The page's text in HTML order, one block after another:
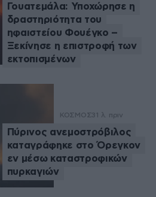
Γουατεμάλα: Υποχώρησε η
δραστηριότητα του
ηφαιστείου Φουέγκο –
Ξεκίνησε η επιστροφή των
εκτοπισμένων
ΚΟΣΜΟΣ31 λ. πριν
Πύρινος ανεμοστρόβιλος
καταγράφηκε στο Όρεγκον
εν μέσω καταστροφικών
πυρκαγιών